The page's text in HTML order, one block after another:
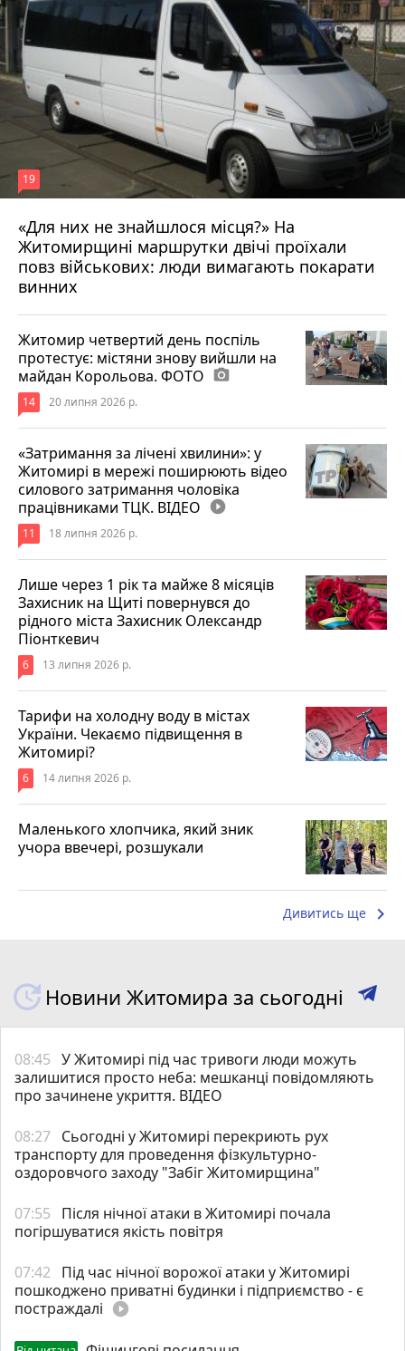
«Для них не знайшлося місця?» На
Житомирщині маршрутки двічі проїхали
повз військових: люди вимагають покарати
винних
19
17 липня 2026 р.
Житомир четвертий день поспіль
протестує: містяни знову вийшли на
майдан Корольова. ФОТО photo_camera
14 20 липня 2026 р.
«Затримання за лічені хвилини»: у
Житомирі в мережі поширюють відео
силового затримання чоловіка
працівниками ТЦК. ВІДЕО play_circle_filled
11 18 липня 2026 р.
Лише через 1 рік та майже 8 місяців
Захисник на Щиті повернувся до
рідного міста Захисник Олександр
Піонткевич
6 13 липня 2026 р.
Тарифи на холодну воду в містах
України. Чекаємо підвищення в
Житомирі?
6 14 липня 2026 р.
Маленького хлопчика, який зник
учора ввечері, розшукали
Дивитись ще keyboard_arrow_right
Новини Житомира за сьогодні
08:45 У Житомирі під час тривоги люди можуть
залишитися просто неба: мешканці повідомляють
про зачинене укриття. ВІДЕО
08:27 Сьогодні у Житомирі перекриють рух
транспорту для проведення фізкультурно-
оздоровчого заходу "Забіг Житомирщина"
07:55
Після нічної атаки в Житомирі почала
погіршуватися якість повітря
07:42
Під час нічної ворожої атаки у Житомирі
пошкоджено приватні будинки і підприємство - є
постраждалі play_circle_filled